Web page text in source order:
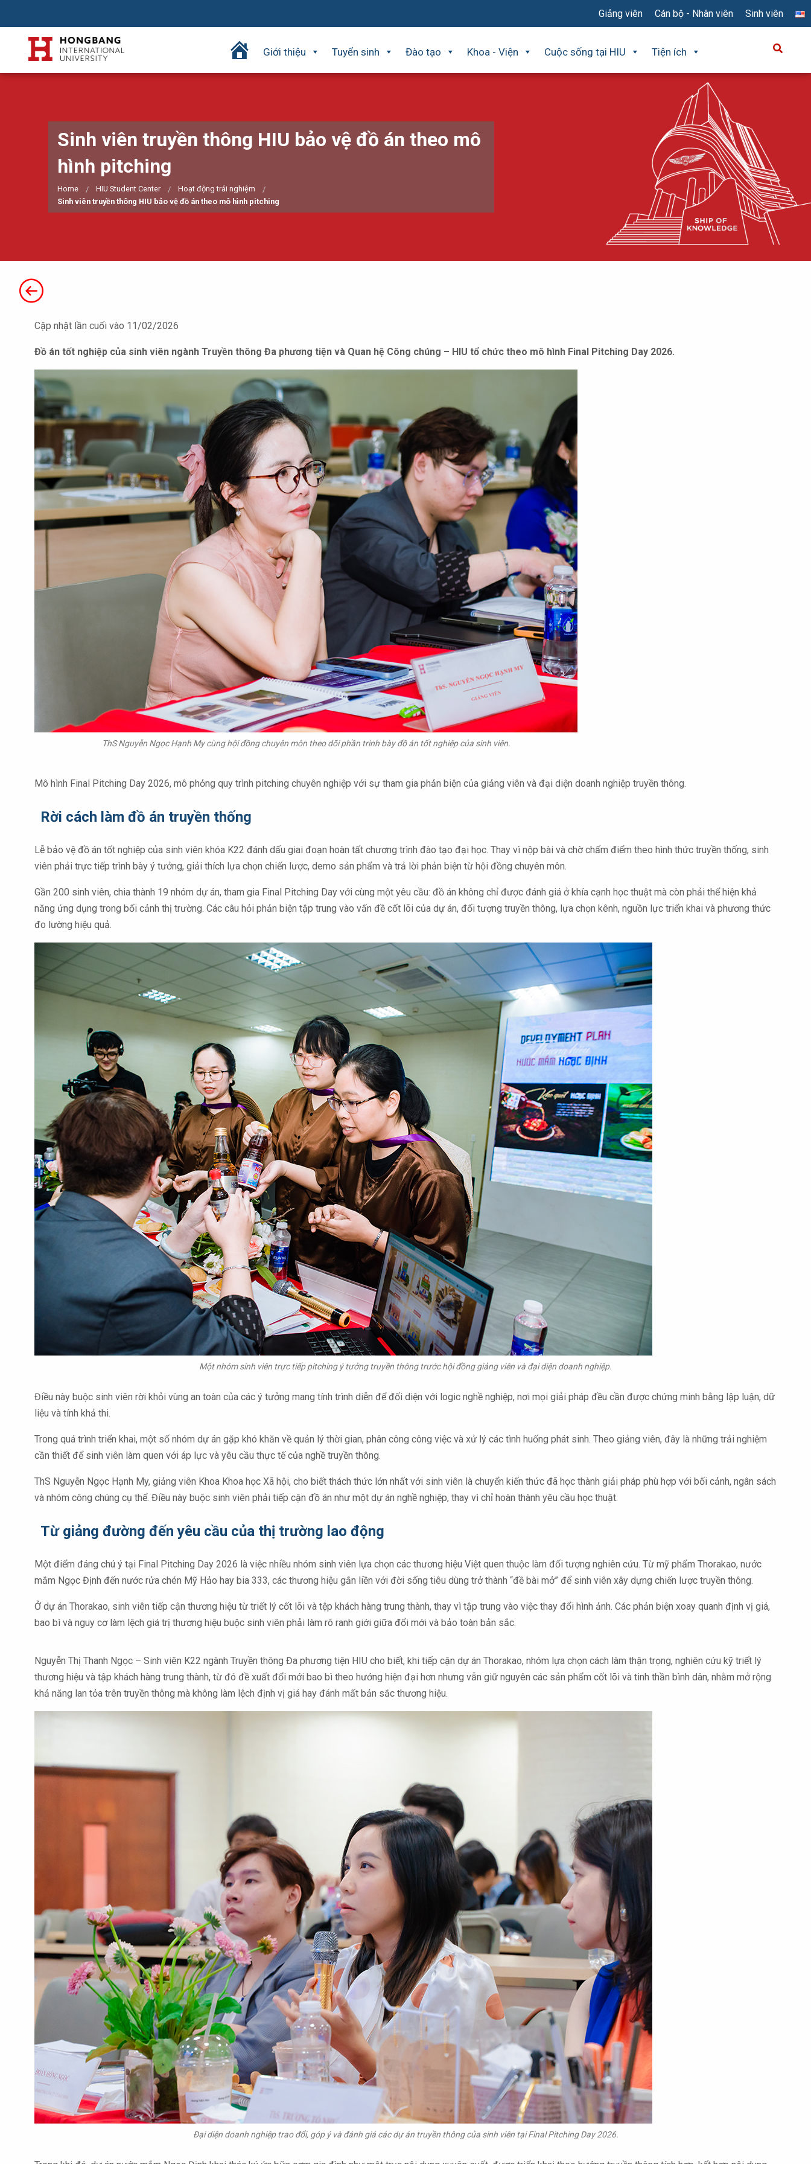
Giảng viên Cán bộ - Nhân viên Sinh viên
a
Giới thiệu Tuyển sinh Đào tạo Khoa - Viện Cuộc sống tại HIU Tiện ích
Sinh viên truyền thông HIU bảo vệ đồ án theo mô
hình pitching
Home HIU Student Center
Hoạt động trải nghiệm
Sinh viên truyền thông HIU bảo vệ đồ án theo mô hình pitching
Cập nhật lần cuối vào 11/02/2026
Đồ án tốt nghiệp của sinh viên ngành Truyền thông Đa phương tiện và Quan hệ Công chúng – HIU tổ chức theo mô hình Final Pitching Day 2026.
ThS Nguyễn Ngọc Hạnh My cùng hội đồng chuyên môn theo dõi phần trình bày đồ án tốt nghiệp của sinh viên.
Mô hình Final Pitching Day 2026, mô phỏng quy trình pitching chuyên nghiệp với sự tham gia phản biện của giảng viên và đại diện doanh nghiệp truyền thông.
Rời cách làm đồ án truyền thống
Lễ bảo vệ đồ án tốt nghiệp của sinh viên khóa K22 đánh dấu giai đoạn hoàn tất chương trình đào tạo đại học. Thay vì nộp bài và chờ chấm điểm theo hình thức truyền thống, sinh
viên phải trực tiếp trình bày ý tưởng, giải thích lựa chọn chiến lược, demo sản phẩm và trả lời phản biện từ hội đồng chuyên môn.
Gần 200 sinh viên, chia thành 19 nhóm dự án, tham gia Final Pitching Day với cùng một yêu cầu: đồ án không chỉ được đánh giá ở khía cạnh học thuật mà còn phải thể hiện khả
năng ứng dụng trong bối cảnh thị trường. Các câu hỏi phản biện tập trung vào vấn đề cốt lõi của dự án, đối tượng truyền thông, lựa chọn kênh, nguồn lực triển khai và phương thức
đo lường hiệu quả.
Một nhóm sinh viên trực tiếp pitching ý tưởng truyền thông trước hội đồng giảng viên và đại diện doanh nghiệp.
Điều này buộc sinh viên rời khỏi vùng an toàn của các ý tưởng mang tính trình diễn để đối diện với logic nghề nghiệp, nơi mọi giải pháp đều cần được chứng minh bằng lập luận, dữ
liệu và tính khả thi.
Trong quá trình triển khai, một số nhóm dự án gặp khó khăn về quản lý thời gian, phân công công việc và xử lý các tình huống phát sinh. Theo giảng viên, đây là những trải nghiệm
cần thiết để sinh viên làm quen với áp lực và yêu cầu thực tế của nghề truyền thông.
ThS Nguyễn Ngọc Hạnh My, giảng viên Khoa Khoa học Xã hội, cho biết thách thức lớn nhất với sinh viên là chuyển kiến thức đã học thành giải pháp phù hợp với bối cảnh, ngân sách
và nhóm công chúng cụ thể. Điều này buộc sinh viên phải tiếp cận đồ án như một dự án nghề nghiệp, thay vì chỉ hoàn thành yêu cầu học thuật.
Từ giảng đường đến yêu cầu của thị trường lao động
Một điểm đáng chú ý tại Final Pitching Day 2026 là việc nhiều nhóm sinh viên lựa chọn các thương hiệu Việt quen thuộc làm đối tượng nghiên cứu. Từ mỹ phẩm Thorakao, nước
mắm Ngọc Định đến nước rửa chén Mỹ Hảo hay bia 333, các thương hiệu gắn liền với đời sống tiêu dùng trở thành “đề bài mở” để sinh viên xây dựng chiến lược truyền thông.
Ở dự án Thorakao, sinh viên tiếp cận thương hiệu từ triết lý cốt lõi và tệp khách hàng trung thành, thay vì tập trung vào việc thay đổi hình ảnh. Các phản biện xoay quanh định vị giá,
bao bì và nguy cơ làm lệch giá trị thương hiệu buộc sinh viên phải làm rõ ranh giới giữa đổi mới và bảo toàn bản sắc.
Nguyễn Thị Thanh Ngọc – Sinh viên K22 ngành Truyền thông Đa phương tiện HIU cho biết, khi tiếp cận dự án Thorakao, nhóm lựa chọn cách làm thận trọng, nghiên cứu kỹ triết lý
thương hiệu và tập khách hàng trung thành, từ đó đề xuất đổi mới bao bì theo hướng hiện đại hơn nhưng vẫn giữ nguyên các sản phẩm cốt lõi và tinh thần bình dân, nhằm mở rộng
khả năng lan tỏa trên truyền thông mà không làm lệch định vị giá hay đánh mất bản sắc thương hiệu.
Đại diện doanh nghiệp trao đổi, góp ý và đánh giá các dự án truyền thông của sinh viên tại Final Pitching Day 2026.